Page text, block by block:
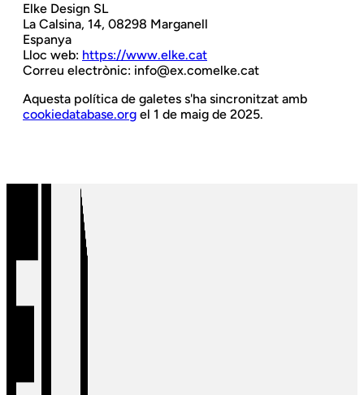
Elke Design SL
La Calsina, 14, 08298 Marganell
Espanya
Lloc web: https://www.elke.cat
Correu electrònic: info@ex.comelke.cat
Aquesta política de galetes s'ha sincronitzat amb
cookiedatabase.org el 1 de maig de 2025.